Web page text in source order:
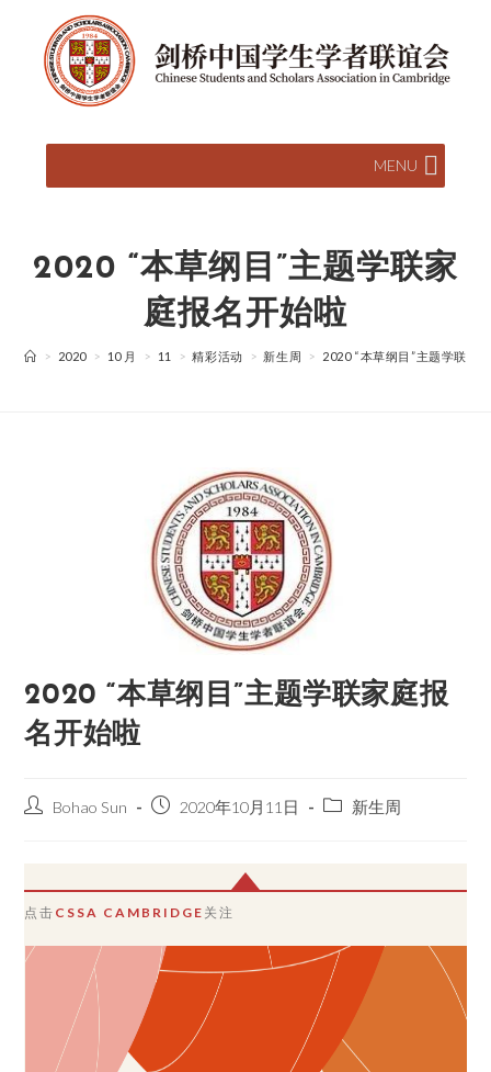
MENU
2020 “本草纲目”主题学联家
庭报名开始啦
> 2020 > 10 月 > 11 > 精彩活动 > 新生周 > 2020 “本草纲目”主题学联家
2020 “本草纲目”主题学联家庭报
名开始啦
Bohao Sun 2020年10月11日 新生周
点击 CSSA CAMBRIDGE 关注